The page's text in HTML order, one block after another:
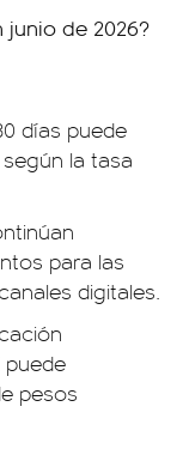
días puede
la tasa
para las
digitales.
pesos